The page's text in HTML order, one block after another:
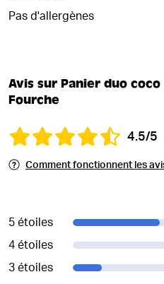
Pas d'allergènes
Avis sur Panier duo
Fourche
4.5/5
Comment fonctionnent les
5 étoiles
4 étoiles
3 étoiles